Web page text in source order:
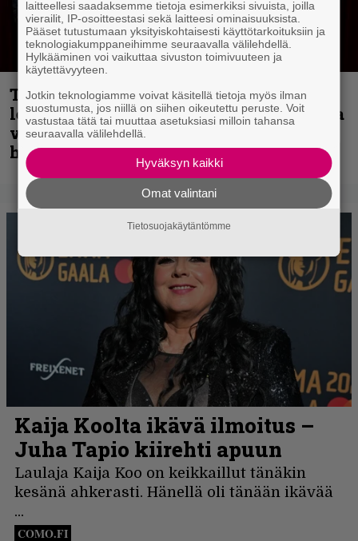
Thrash ’n’ roll -yhtye Madred ryydittää
levyjulkaisua keikkareissulla kuvatulla
videolla – ”Oltiin pakussa kusihädässä
helvetin väsyneenä…”
laitteellesi saadaksemme tietoja esimerkiksi sivuista, joilla
vierailit, IP-osoitteestasi sekä laitteesi ominaisuuksista.
Pääset tutustumaan yksityiskohtaisesti käyttötarkoituksiin ja
teknologiakumppaneihimme seuraavalla välilehdellä.
Hylkääminen voi vaikuttaa sivuston toimivuuteen ja
käytettävyyteen.
Jotkin teknologiamme voivat käsitellä tietoja myös ilman
suostumusta, jos niillä on siihen oikeutettu peruste. Voit
vastustaa tätä tai muuttaa asetuksiasi milloin tahansa
seuraavalla välilehdellä.
Hyväksyn kaikki
Omat valintani
Tietosuojakäytäntömme